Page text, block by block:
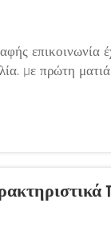
επικοινωνία
Με πρώτη
300